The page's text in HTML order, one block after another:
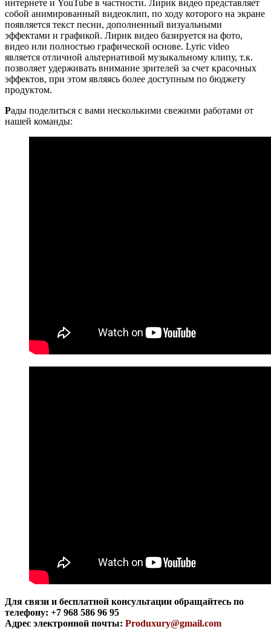
интернете и YouTube в частности. Лирик видео представляет
собой анимированный видеоклип, по ходу которого на экране
появляется текст песни, дополненный визуальными
эффектами и графикой. Лирик видео базируется на фото,
видео или полностью графической основе. Lyric video
является отличной альтернативой музыкальному клипу, т.к.
позволяет удерживать внимание зрителей за счет красочных
эффектов, при этом являясь более доступным по бюджету
продуктом.
Рады поделиться с вами несколькими свежими работами от
нашей команды:
Для связи и бесплатной консультации обращайтесь по
телефону: +7 968 586 96 95
Адрес электронной почты: Produxury@gmail.com